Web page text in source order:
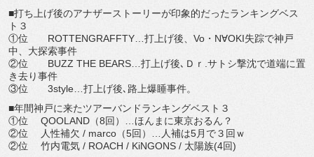
■打ち上げ後のアナザーストーリーが印象的だったランキングベス
ト３
①位 ROTTENGRAFFTY…打上げ後、Vo・N∀OKI失踪で神戸
中、大探索事件
②位 BUZZ THE BEARS…打上げ後､Ｄｒ.サトシ撃沈で道端に置
き去り事件
③位 3style…打上げ後､路上爆睡事件。
■年間神戸に来たツアーバンドランキングベスト３
①位 QOOLAND（8回）…ほんまに東京おるん？
②位 人性補欠 / marco（5回）…人補は5月で３回ｗ
②位 竹内電気 / ROACH / KiNGONS / 太陽族(4回)